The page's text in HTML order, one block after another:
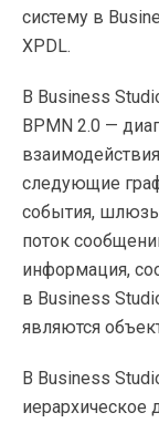
систему в
XPDL.
В Business
BPMN 2.0 —
следующие
события,
поток
информация,
в Business
являются
В Business
иерархическое